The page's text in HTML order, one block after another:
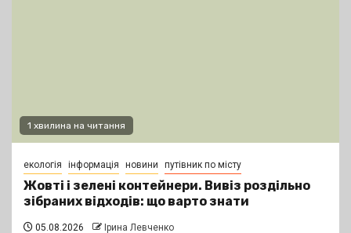
1 хвилина на читання
екологія інформація новини путівник по місту
Жовті і зелені контейнери. Вивіз роздільно
зібраних відходів: що варто знати
05.08.2026 Ірина Левченко